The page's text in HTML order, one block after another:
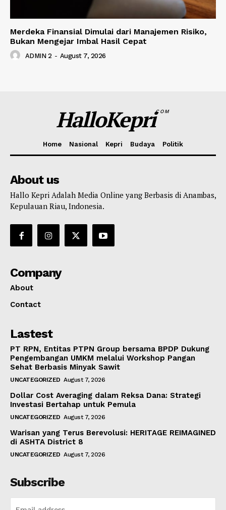
Merdeka Finansial Dimulai dari Manajemen Risiko,
Bukan Mengejar Imbal Hasil Cepat
ADMIN 2 - August 7, 2026
HalloKepriCOM
Home Nasional Kepri Budaya Politik
About us
Hallo Kepri Adalah Media Online yang Berbasis di Anambas,
Kepulauan Riau, Indonesia.
Company
About
Contact
Lastest
PT RPN, Entitas PTPN Group bersama BPDP Dukung
Pengembangan UMKM melalui Workshop Pangan
Sehat Berbasis Minyak Sawit
UNCATEGORIZED August 7, 2026
Dollar Cost Averaging dalam Reksa Dana: Strategi
Investasi Bertahap untuk Pemula
UNCATEGORIZED August 7, 2026
Warisan yang Terus Berevolusi: HERITAGE REIMAGINED
di ASHTA District 8
UNCATEGORIZED August 7, 2026
Subscribe